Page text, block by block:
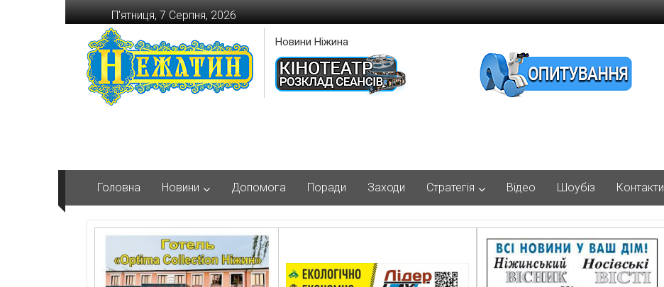
Перейти
до
вмісту
П’ятниця, 7 Серпня, 2026
Новини Ніжина
Головна Новини Допомога Поради Заходи Стратегія Відео Шоубіз Контакти